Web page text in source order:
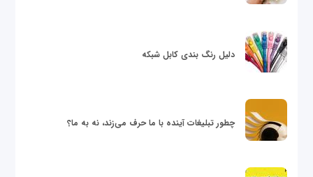
دلیل رنگ بندی کابل شبکه
چطور تبلیغات آینده با ما حرف می‌زند، نه به ما؟